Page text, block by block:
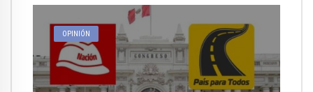
OPINIÓN